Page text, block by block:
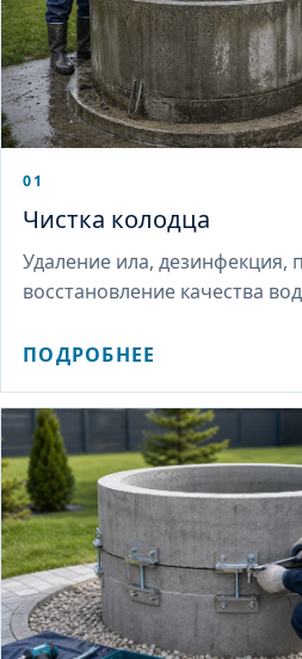
01
Чистка колодца
Удаление ила, дезинфекция,
восстановление качества
ПОДРОБНЕЕ